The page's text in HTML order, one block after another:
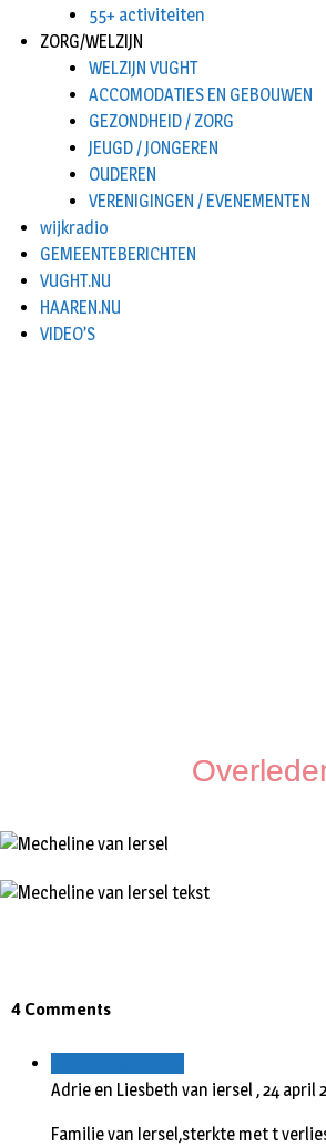
55+ activiteiten
ZORG/WELZIJN
WELZIJN VUGHT
ACCOMODATIES EN GEBOUWEN
GEZONDHEID / ZORG
JEUGD / JONGEREN
OUDEREN
VERENIGINGEN / EVENEMENTEN
wijkradio
GEMEENTEBERICHTEN
VUGHT.NU
HAAREN.NU
VIDEO’S
4 Comments
Adrie en Liesbeth van iersel ,24 april
Familie van Iersel,sterkte met t